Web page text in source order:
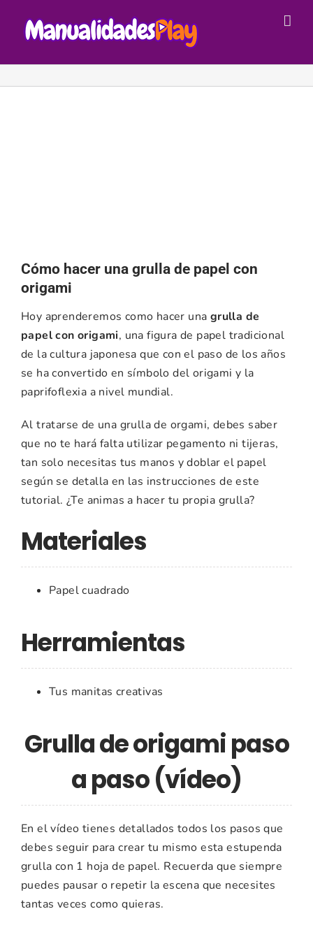
contenido
Cómo hacer una grulla de papel con
origami
Hoy aprenderemos como hacer una grulla de
papel con origami, una figura de papel tradicional
de la cultura japonesa que con el paso de los años
se ha convertido en símbolo del origami y la
paprifoflexia a nivel mundial.
Al tratarse de una grulla de orgami, debes saber
que no te hará falta utilizar pegamento ni tijeras,
tan solo necesitas tus manos y doblar el papel
según se detalla en las instrucciones de este
tutorial. ¿Te animas a hacer tu propia grulla?
Materiales
Papel cuadrado
Herramientas
Tus manitas creativas
Grulla de origami paso
a paso (vídeo)
En el vídeo tienes detallados todos los pasos que
debes seguir para crear tu mismo esta estupenda
grulla con 1 hoja de papel. Recuerda que siempre
puedes pausar o repetir la escena que necesites
tantas veces como quieras.